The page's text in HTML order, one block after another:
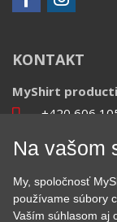
KONTAKT
MyShirt
+420 606
Podhorská 752/50
46601 Jablonec
Na vašom
My, spoločnosť
používame súbory
Vaším súhlasom aj